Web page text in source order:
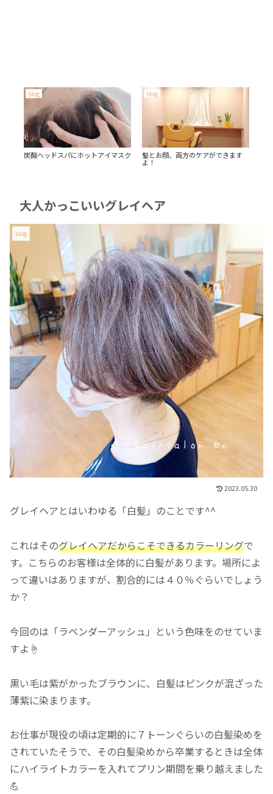
blog
炭酸ヘッドスパにホットアイマスク
blog
髪とお顔、両方のケアができます
よ！
大人かっこいいグレイヘア
blog
2023.05.30
グレイヘアとはいわゆる「白髪」のことです^^
これはそのグレイヘアだからこそできるカラーリングで
す。こちらのお客様は全体的に白髪があります。場所によ
って違いはありますが、割合的には４０％ぐらいでしょう
か？
今回のは「ラベンダーアッシュ」という色味をのせていま
すよ☝️
黒い毛は紫がかったブラウンに、白髪はピンクが混ざった
薄紫に染まります。
お仕事が現役の頃は定期的に７トーンぐらいの白髪染めを
されていたそうで、その白髪染めから卒業するときは全体
にハイライトカラーを入れてプリン期間を乗り越えました
💪